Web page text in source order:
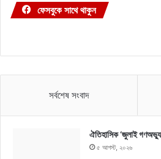
ফেসবুকে সাথে থাকুন
সর্বশেষ সংবাদ
ঐতিহাসিক ‘জুলাই
৫ আগস্ট, ২০২৬